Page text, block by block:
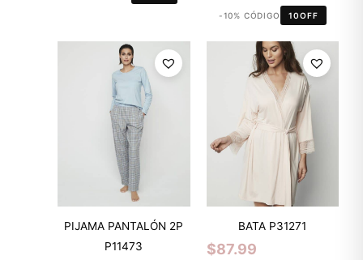
-10% CÓDIGO 10OFF
PIJAMA PANTALÓN 2P
P11473
BATA P31271
$87.99